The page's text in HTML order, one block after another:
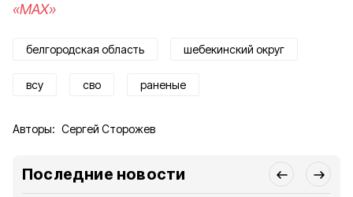
«MAX»
белгородская область шебекинский округ
всу сво раненые
Авторы: Сергей Сторожев
Последние новости